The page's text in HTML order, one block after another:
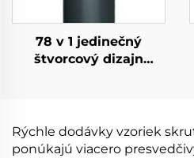
78 v 1 jedinečný
štvorcový dizajn
Rýchle dodávky vzoriek
ponúkajú viacero